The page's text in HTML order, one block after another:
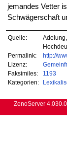
jemandes Vetter
Schwägerschaft
Quelle:
Permalink:
http://
Lizenz:
Faksimiles:
1193
Kategorien:
ZenoServer